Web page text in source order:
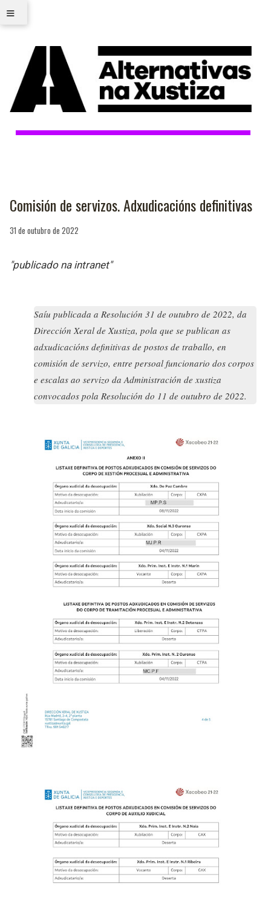
≡
Comisión de servizos. Adxudicacións definitivas
31 de outubro de 2022
"publicado na intranet"
Saíu publicada a Resolución 31 de outubro de 2022, da
Dirección Xeral de Xustiza, pola que se publican as
adxudicacións definitivas de postos de traballo, en
comisión de servizo, entre persoal funcionario dos corpos
e escalas ao servizo da Administración de xustiza
convocados pola Resolución do 11 de outubro de 2022.